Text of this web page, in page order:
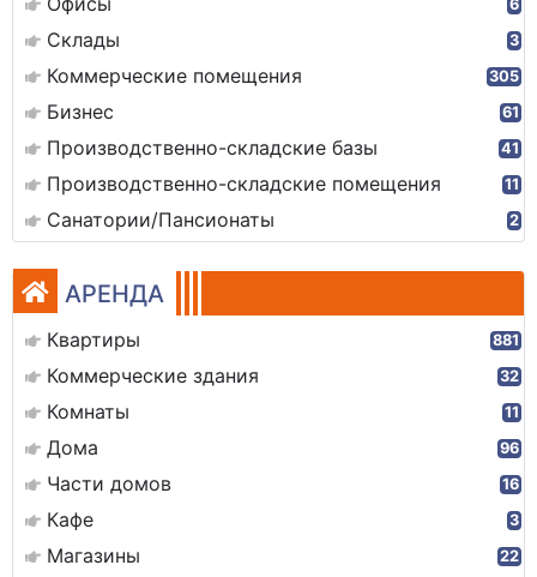
6
Склады 3
Коммерческие помещения 305
Бизнес 61
Производственно-складские базы 41
Производственно-складские помещения 11
Санатории/Пансионаты 2
АРЕНДА
Квартиры 881
Коммерческие здания 32
Комнаты 11
Дома 96
Части домов 16
Кафе 3
Магазины 22